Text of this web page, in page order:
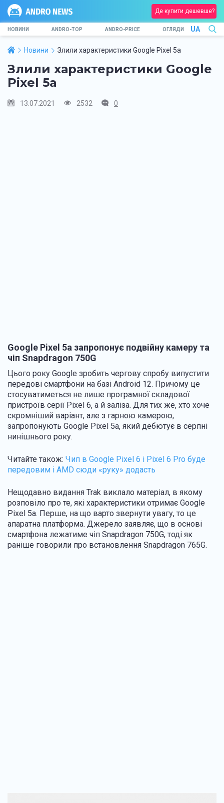
Де купити дешевше?
НОВИНИ ANDRO-TOP ANDRO-PRICE ОГЛЯДИ UA
Новини Злили характеристики Google Pixel 5a
Злили характеристики Google
Pixel 5a
13.07.2021 2532 0
Google Pixel 5a запропонує подвійну камеру та
чіп Snapdragon 750G
Цього року Google зробить чергову спробу випустити
передові смартфони на базі Android 12. Причому це
стосуватиметься не лише програмної складової
пристроїв серії Pixel 6, а й заліза. Для тих же, хто хоче
скромніший варіант, але з гарною камерою,
запропонують Google Pixel 5a, який дебютує в серпні
нинішнього року.
Читайте також: Чип в Google Pixel 6 і Pixel 6 Pro буде
передовим і AMD сюди «руку» додасть
Нещодавно видання Trak виклало матеріал, в якому
розповіло про те, які характеристики отримає Google
Pixel 5a. Перше, на що варто звернути увагу, то це
апаратна платформа. Джерело заявляє, що в основі
смартфона лежатиме чіп Snapdragon 750G, тоді як
раніше говорили про встановлення Snapdragon 765G.